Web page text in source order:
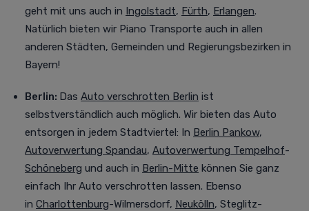
geht mit uns auch in Ingolstadt, Fürth, Erlangen.
Natürlich bieten wir Piano Transporte auch in allen
anderen Städten, Gemeinden und Regierungsbezirken in
Bayern!
Berlin: Das Auto verschrotten Berlin ist
selbstverständlich auch möglich. Wir bieten das Auto
entsorgen in jedem Stadtviertel: In Berlin Pankow,
Autoverwertung Spandau, Autoverwertung Tempelhof-
Schöneberg und auch in Berlin-Mitte können Sie ganz
einfach Ihr Auto verschrotten lassen. Ebenso
in Charlottenburg-Wilmersdorf, Neukölln, Steglitz-